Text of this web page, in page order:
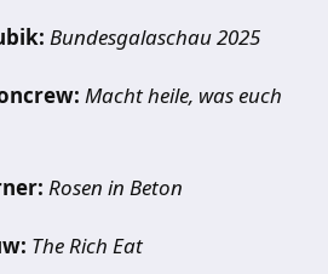
Bundesgalaschau 2025
Macht heile, was euch
Rosen in Beton
The Rich Eat